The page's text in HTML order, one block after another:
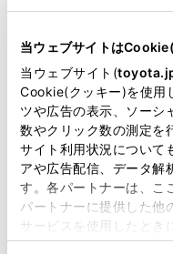
当ウェブサイトは
当ウェブサイト(
Cookie(クッキー)を使用
ツや広告の表示、ソーシ
数やクリック数の測定を
サイト利用状況について
アや広告配信、データ解
す。各パートナーは、こ
パートナーに提供した他
サービスを使用したとき
使用することがあります
リコー
チャット
受付：10:00～
（長期連休な